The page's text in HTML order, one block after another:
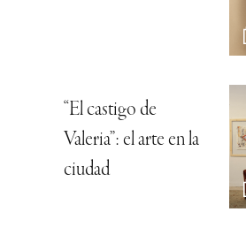
“El castigo de
Valeria”: el arte en la
ciudad